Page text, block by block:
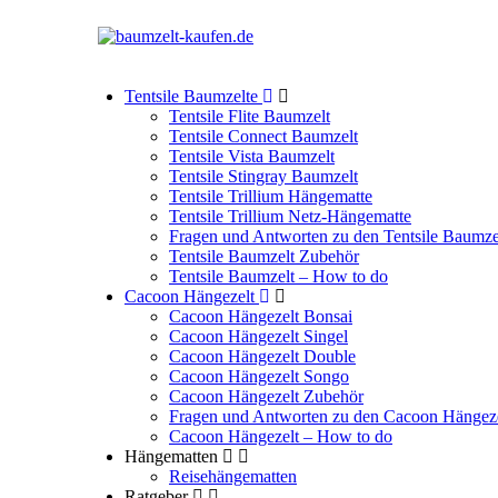
Tentsile Baumzelte
Tentsile Flite Baumzelt
Tentsile Connect Baumzelt
Tentsile Vista Baumzelt
Tentsile Stingray Baumzelt
Tentsile Trillium Hängematte
Tentsile Trillium Netz-Hängematte
Fragen und Antworten zu den Tentsile
Tentsile Baumzelt Zubehör
Tentsile Baumzelt – How to do
Cacoon Hängezelt
Cacoon Hängezelt Bonsai
Cacoon Hängezelt Singel
Cacoon Hängezelt Double
Cacoon Hängezelt Songo
Cacoon Hängezelt Zubehör
Fragen und Antworten zu den Cacoon
Cacoon Hängezelt – How to do
Hängematten
Reisehängematten